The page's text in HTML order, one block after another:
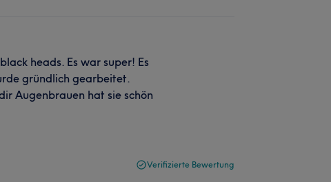
heads. Es war super! Es
gründlich gearbeitet.
Augenbrauen hat sie schön
Verifizierte Bewertung